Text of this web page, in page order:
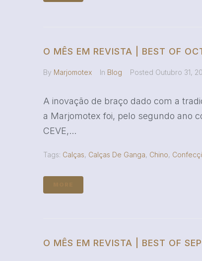
O MÊS EM REVISTA | BEST OF
By Marjomotex In Blog Posted Outubro 31,
A inovação de braço dado com a
a Marjomotex foi, pelo segundo ano
CEVE,...
Tags: Calças, Calças De Ganga, Chino,
O MÊS EM REVISTA | BEST OF